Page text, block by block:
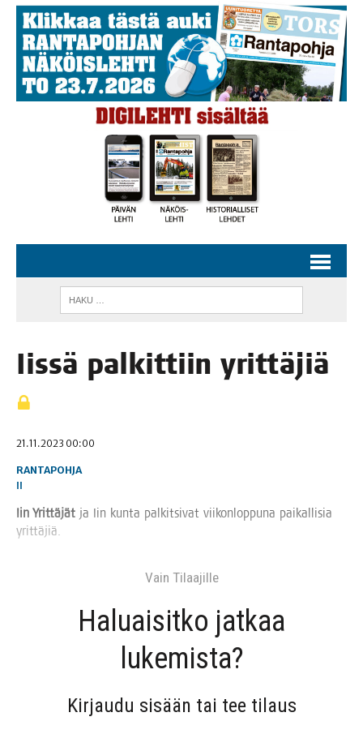
Iis­sä pal­kit­tiin yrittäjiä
21.11.2023 00:00
RANTAPOHJA
II
Iin Yrit­tä­jät ja Iin kun­ta pal­kit­si­vat vii­kon­lop­pu­na pai­kal­li­sia
yrittäjiä.
Vain Tilaa­jil­le
Haluai­sit­ko jat­kaa
lukemista?
Kir­jau­du sisään tai tee tilaus